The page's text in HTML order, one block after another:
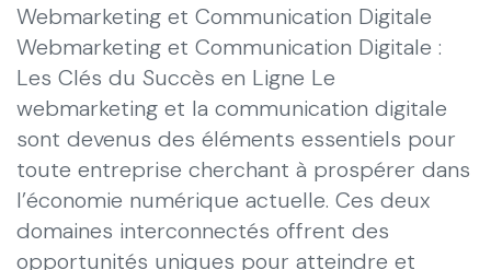
Webmarketing et Communication Digitale
Webmarketing et Communication Digitale :
Les Clés du Succès en Ligne Le
webmarketing et la communication digitale
sont devenus des éléments essentiels pour
toute entreprise cherchant à prospérer dans
l’économie numérique actuelle. Ces deux
domaines interconnectés offrent des
opportunités uniques pour atteindre et